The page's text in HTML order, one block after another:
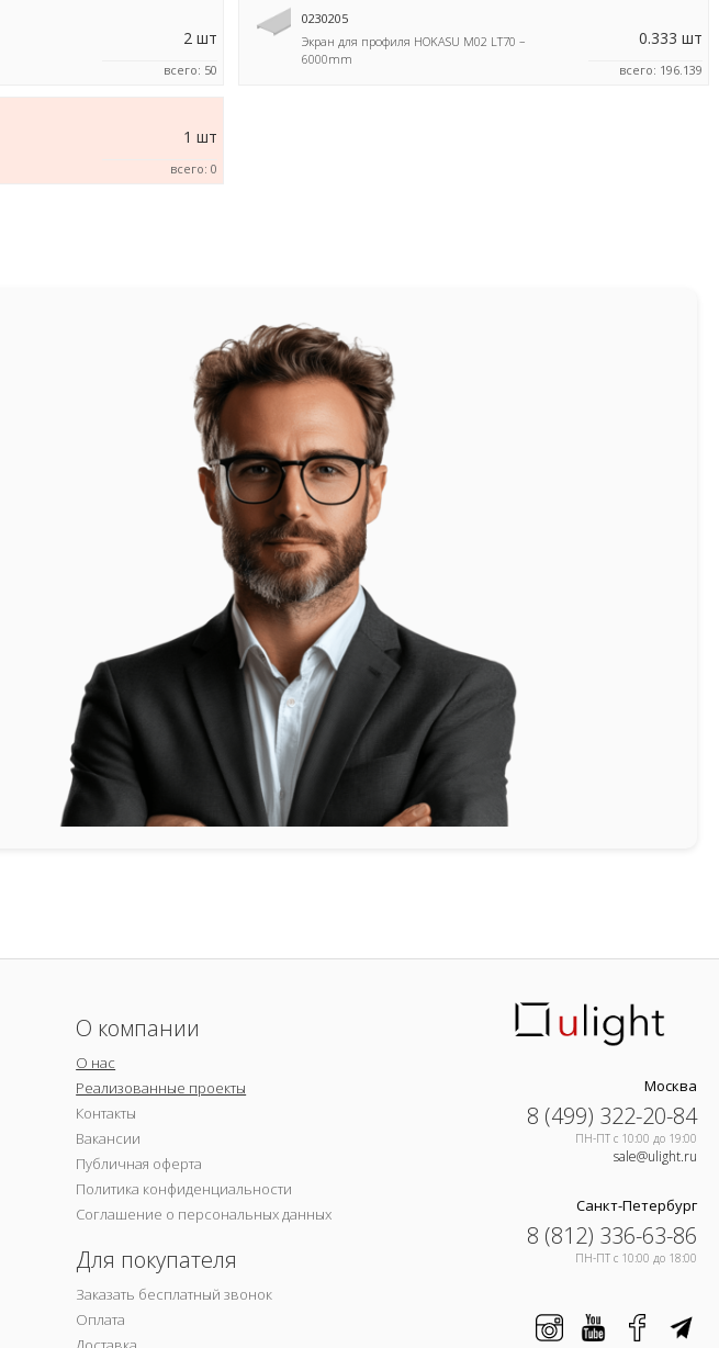
2 шт
всего: 50
0230205
Экран для профиля HOKASU M02 LT70 –
6000mm
0.333 шт
всего: 196.139
1 шт
всего: 0
О компании
О нас
Реализованные проекты
Контакты
Вакансии
Публичная оферта
Политика конфиденциальности
Соглашение о персональных данных
Для покупателя
Заказать бесплатный звонок
Оплата
Москва
8 (499) 322-20-84
ПН-ПТ c 10:00 до 19:00
sale@ulight.ru
Санкт-Петербург
8 (812) 336-63-86
ПН-ПТ c 10:00 до 18:00